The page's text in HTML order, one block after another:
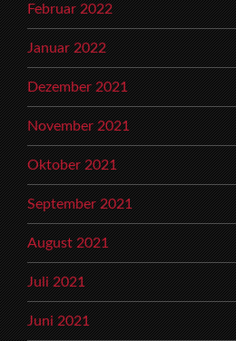
Februar 2022
Januar 2022
Dezember 2021
November 2021
Oktober 2021
September 2021
August 2021
Juli 2021
Juni 2021